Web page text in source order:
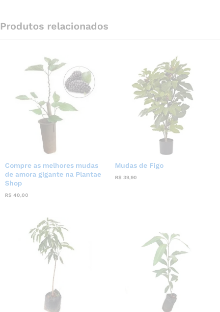
Produtos relacionados
Compre as melhores mudas
de amora gigante na Plantae
Shop
R$ 40,00
Mudas de Figo
R$ 39,90